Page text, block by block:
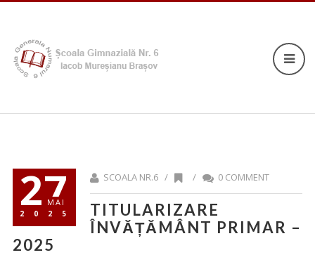
27
MAI
2025
SCOALA NR.6 / / 0 COMMENT
TITULARIZARE
ÎNVĂȚĂMÂNT PRIMAR –
2025